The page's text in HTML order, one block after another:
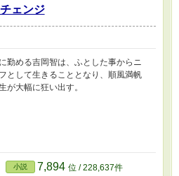
ェンジ
勤める吉岡智は、ふとした事からニ
として生きることとなり、順風満帆
が大幅に狂い出す。
小説 7,894 位 / 228,637件